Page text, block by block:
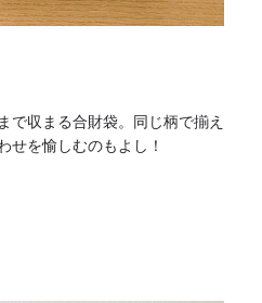
で収まる合財袋。 同じ柄で揃え
せを愉しむのもよし！